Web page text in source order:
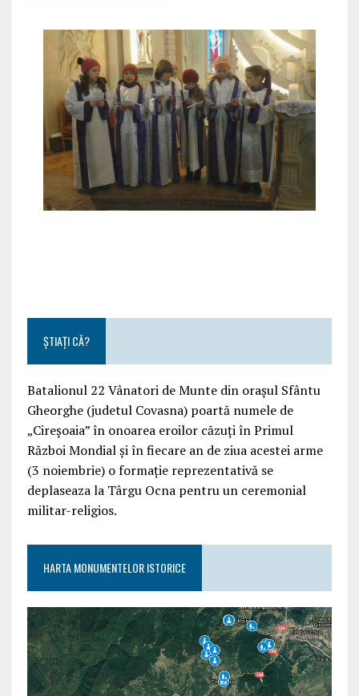
ȘTIAȚI CĂ?
Batalionul 22 Vânatori de Munte din orașul Sfântu
Gheorghe (judetul Covasna) poartă numele de
„Cireșoaia” în onoarea eroilor căzuți în Primul
Război Mondial și în fiecare an de ziua acestei arme
(3 noiembrie) o formație reprezentativă se
deplaseaza la Târgu Ocna pentru un ceremonial
militar-religios.
HARTA MONUMENTELOR ISTORICE